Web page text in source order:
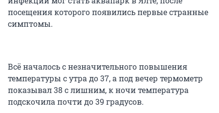
посещения которого появились первые странные
симптомы.
Всё началось с незначительного повышения
температуры с утра до 37, а под вечер термометр
показывал 38 с лишним, к ночи температура
подскочила почти до 39 градусов.